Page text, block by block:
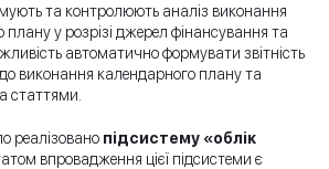
та контролюють аналіз виконання
плану у розрізі джерел фінансування та
автоматично формувати звітність
виконання календарного плану та
статтями.
реалізовано підсистему «облік
впровадження цієї підсистеми є